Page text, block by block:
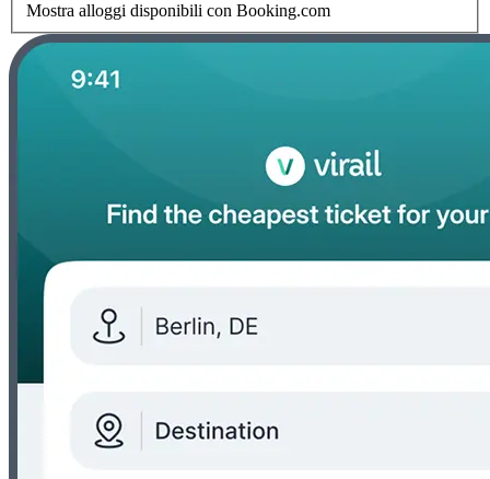
Mostra alloggi disponibili con Booking.com